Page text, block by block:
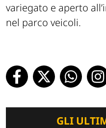
variegato e aperto
nel parco veicoli.
GLI